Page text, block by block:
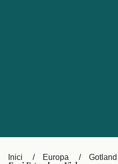
Ελλάδα
Polska
Inici Europa Gotland